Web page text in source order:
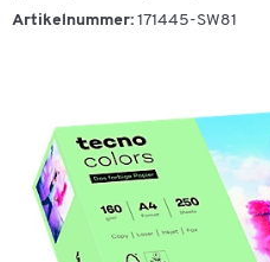
Artikelnummer: 171445-SW81